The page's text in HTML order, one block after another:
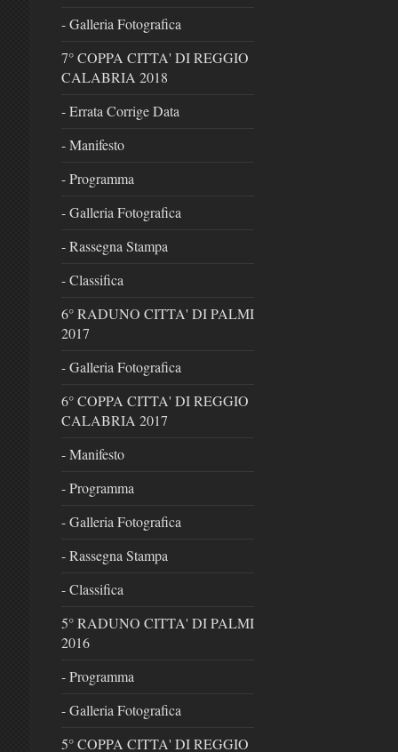
- Galleria Fotografica
7° COPPA CITTA' DI REGGIO
CALABRIA 2018
- Errata Corrige Data
- Manifesto
- Programma
- Galleria Fotografica
- Rassegna Stampa
- Classifica
6° RADUNO CITTA' DI PALMI
2017
- Galleria Fotografica
6° COPPA CITTA' DI REGGIO
CALABRIA 2017
- Manifesto
- Programma
- Galleria Fotografica
- Rassegna Stampa
- Classifica
5° RADUNO CITTA' DI PALMI
2016
- Programma
- Galleria Fotografica
5° COPPA CITTA' DI REGGIO